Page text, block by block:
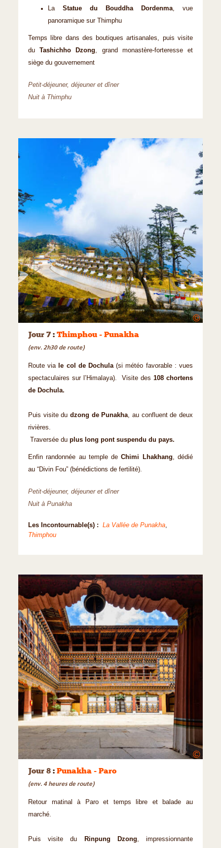
La Statue du Bouddha Dordenma, vue
panoramique sur Thimphu
Temps libre dans des boutiques artisanales, puis visite
duTashichho Dzong, grand monastère-forteresse et
siège du gouvernement
Petit-déjeuner, déjeuner et dîner
Nuit à Thimphu
©
Jour 7 : Thimphou - Punakha
(env. 2h30 de route)
Route via le col de Dochula(si météo favorable : vues
spectaculaires sur l’Himalaya). Visite des 108 chortens
de Dochula.
Puis visite du dzong de Punakha, au confluent de deux
rivières.
Traversée du plus long pont suspendu du pays.
Enfin randonnée au temple deChimi Lhakhang, dédié
au “Divin Fou” (bénédictions de fertilité).
Petit-déjeuner, déjeuner et dîner
Nuit à Punakha
Les Incontournable(s) : La Vallée de Punakha,
Thimphou
©
Jour 8 : Punakha - Paro
(env. 4 heures de route)
Retour matinal à Paro et temps libre et balade au
marché.
Puis visite du Rinpung Dzong, impressionnante